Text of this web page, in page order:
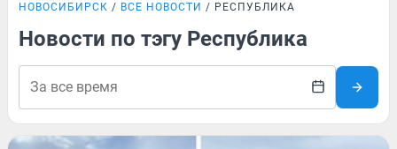
НОВОСИБИРСК ВСЕ НОВОСТИ РЕСПУБЛИКА
Новости по тэгу Республика